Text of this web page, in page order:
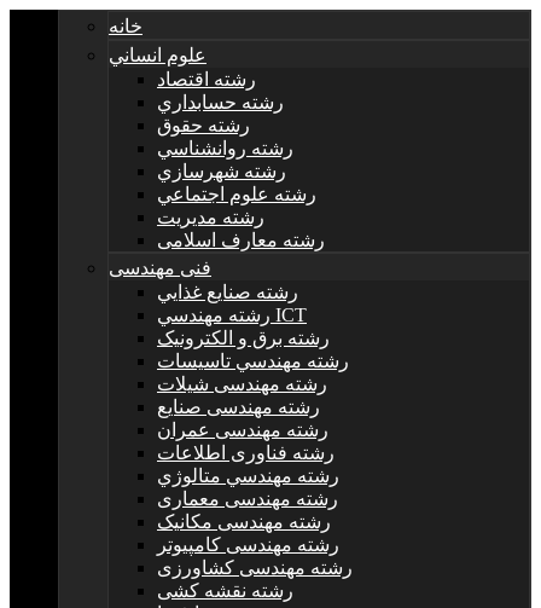
خانه
علوم انساني
رشته اقتصاد
رشته حسابداري
رشته حقوق
رشته روانشناسي
رشته شهرسازي
رشته علوم اجتماعي
رشته مديريت
رشته معارف اسلامی
فنی مهندسی
رشته صنايع غذايي
رشته مهندسي ICT
رشته برق و الکترونيک
رشته مهندسي تاسيسات
رشته مهندسی شیلات
رشته مهندسی صنایع
رشته مهندسی عمران
رشته فناوری اطلاعات
رشته مهندسي متالوژي
رشته مهندسی معماری
رشته مهندسی مکانیک
رشته مهندسی کامپیوتر
رشته مهندسی کشاورزی
رشته نقشه کشی